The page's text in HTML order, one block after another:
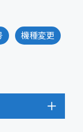
機種変更